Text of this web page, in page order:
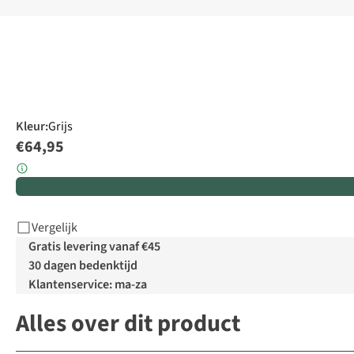
Kleur:Grijs
€64,95
Vergelijk
Gratis levering vanaf €45
30 dagen bedenktijd
Klantenservice: ma-za
Alles over dit product